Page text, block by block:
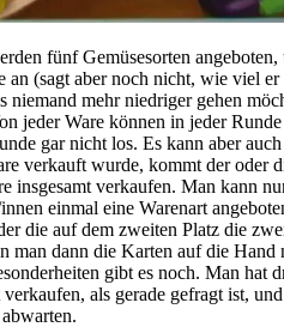
fünf Gemüsesorten
an (sagt aber noch nicht, wie viel
niemand mehr niedriger gehen
jeder Ware können in jeder
gar nicht los. Es kann aber
verkauft wurde, kommt der oder
insgesamt verkaufen. Man kann
einmal eine Warenart
die auf dem zweiten Platz die
man dann die Karten auf die Hand
gibt es noch. Man hat
verkaufen, als gerade gefragt ist,